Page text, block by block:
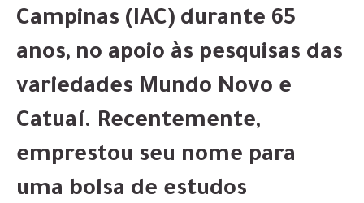
Campinas (IAC) durante 65
anos, no apoio às pesquisas das
variedades Mundo Novo e
Catuaí. Recentemente,
emprestou seu nome para
uma bolsa de estudos